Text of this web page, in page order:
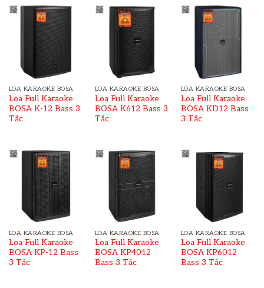
LOA KARAOKE BOSA
Loa Full Karaoke
BOSA K-12 Bass 3
Tấc
LOA KARAOKE BOSA
Loa Full Karaoke
BOSA K612 Bass 3
Tấc
LOA KARAOKE BOSA
Loa Full Karaoke
BOSA KD12 Bass
3 Tấc
LOA KARAOKE BOSA
Loa Full Karaoke
BOSA KP-12 Bass
3 Tấc
LOA KARAOKE BOSA
Loa Full Karaoke
BOSA KP4012
Bass 3 Tấc
LOA KARAOKE BOSA
Loa Full Karaoke
BOSA KP6012
Bass 3 Tấc